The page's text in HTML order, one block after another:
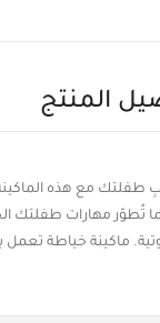
المنتج
تُطوّر مهارات طفلتك
الصوتية. ماكينة خياطة